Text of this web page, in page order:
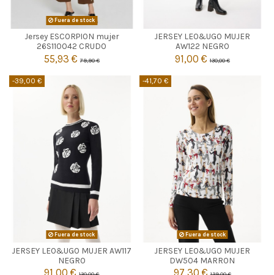
Fuera de stock
Jersey ESCORPION mujer
26S110042 CRUDO
55,93 €79,90 €
 Agotado
JERSEY LEO&UGO MUJER
AW122 NEGRO
91,00 €130,00 €
4

Añadir al carrito
-39,00 €
Fuera de stock
JERSEY LEO&UGO MUJER AW117
NEGRO
 Agotado
-41,70 €
Fuera de stock
JERSEY LEO&UGO MUJER
DW504 MARRON
 Agotado